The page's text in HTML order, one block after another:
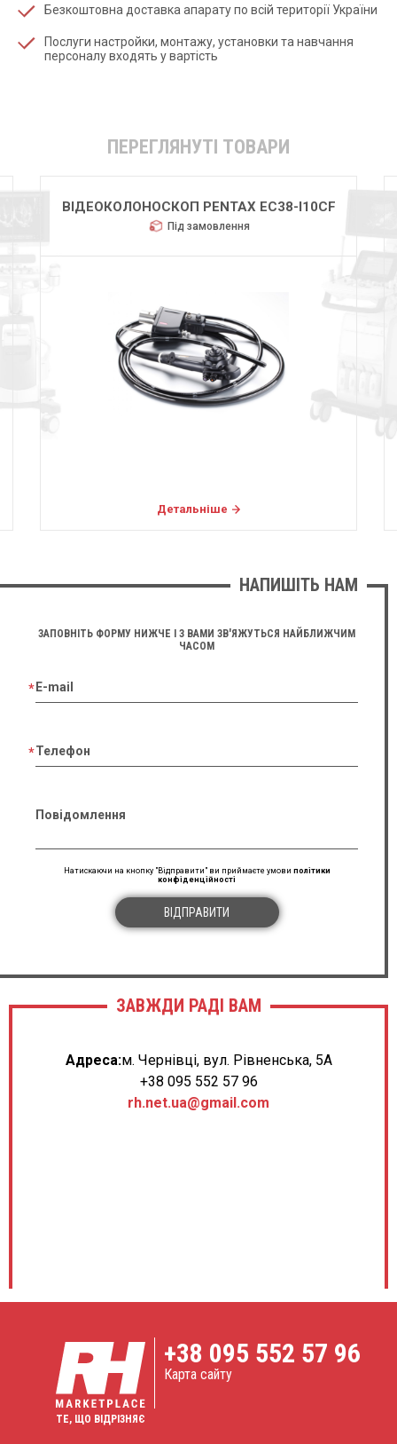
Безкоштовна доставка апарату по всій території України
Послуги настройки, монтажу, установки та навчання
персоналу входять у вартість
ПЕРЕГЛЯНУТІ ТОВАРИ
ВІДЕОКОЛОНОСКОП PENTAX EC38-I10CF
Під замовлення
Детальніше
НАПИШІТЬ НАМ
ЗАПОВНІТЬ ФОРМУ НИЖЧЕ І З ВАМИ ЗВ'ЯЖУТЬСЯ НАЙБЛИЖЧИМ
ЧАСОМ
E-mail
Телефон
Повідомлення
Натискаючи на кнопку "Відправити" ви приймаєте умови політики
конфіденційності
ВІДПРАВИТИ
ЗАВЖДИ РАДІ ВАМ
Адреса:м. Чернівці, вул. Рівненська, 5А
+38 095 552 57 96
rh.net.ua@gmail.com
ТЕ, ЩО ВІДРІЗНЯЄ
+38 095 552 57 96
Карта сайту